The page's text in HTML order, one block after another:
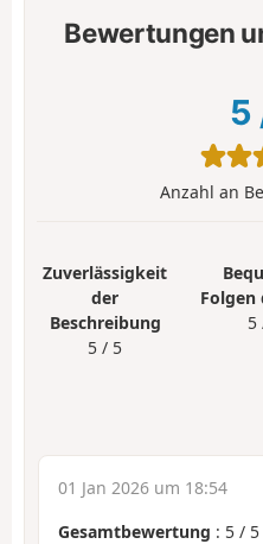
Bewertungen
5
Anzahl an
Zuverlässigkeit
der
Beschreibung
5 / 5
Folgen
5
01 Jan 2026 um 18:54
Gesamtbewertung : 5 / 5